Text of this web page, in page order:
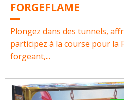
FORGEFLAME
Plongez dans des tunnels,
participez à la course pour la
forgeant,...